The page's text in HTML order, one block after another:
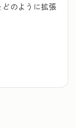
どのように拡張